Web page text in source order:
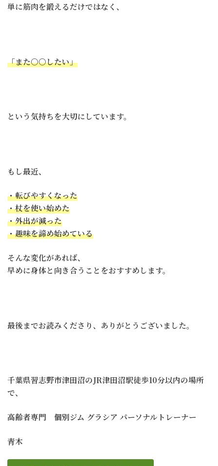
単に筋肉を鍛えるだけではなく、
「また〇〇したい」
という気持ちを大切にしています。
もし最近、
・転びやすくなった
・杖を使い始めた
・外出が減った
・趣味を諦め始めている
そんな変化があれば、
早めに身体と向き合うことをおすすめします。
最後までお読みくださり、ありがとうございました。
千葉県習志野市津田沼のJR津田沼駅徒歩10分以内の場所
で、
高齢者専門 個別ジム グラシア パーソナルトレーナー
青木